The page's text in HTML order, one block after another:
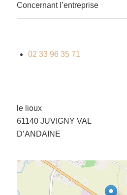
Concernant l’entreprise
02 33 96 35 71
le lioux
61140 JUVIGNY VAL
D’ANDAINE